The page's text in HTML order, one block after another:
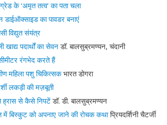
के ‘अमृत तत्व’ का पता चला
डाईऑक्साइड का पावडर बनाएं
विद्युत संयंत्र
खाद्य पदार्थों का सेवनडॉ. बालसुब्रमण्यन, चंदानी
रंगभेद करते हैं
महिला पशु चिकित्सकभारत डोगरा
लकड़ी की मज़बूती
ह्रास से कैसे निपटेंडॉ. डी. बालसुब्रमण्यन
में बिस्कुट को अपनाए जाने की रोचक कथाप्रियदर्शिनी चैटर्जी